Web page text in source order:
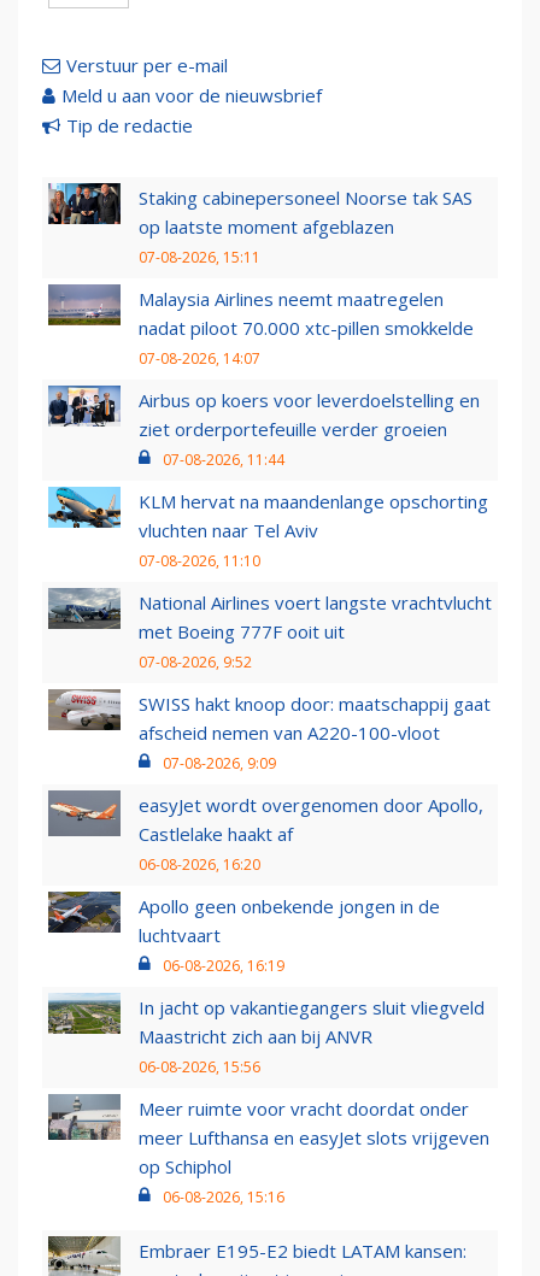
Verstuur per e-mail
Meld u aan voor de nieuwsbrief
Tip de redactie
Staking cabinepersoneel Noorse tak SAS
op laatste moment afgeblazen
07-08-2026, 15:11
Malaysia Airlines neemt maatregelen
nadat piloot 70.000 xtc-pillen smokkelde
07-08-2026, 14:07
Airbus op koers voor leverdoelstelling en
ziet orderportefeuille verder groeien
07-08-2026, 11:44
KLM hervat na maandenlange opschorting
vluchten naar Tel Aviv
07-08-2026, 11:10
National Airlines voert langste vrachtvlucht
met Boeing 777F ooit uit
07-08-2026, 9:52
SWISS hakt knoop door: maatschappij gaat
afscheid nemen van A220-100-vloot
07-08-2026, 9:09
easyJet wordt overgenomen door Apollo,
Castlelake haakt af
06-08-2026, 16:20
Apollo geen onbekende jongen in de
luchtvaart
06-08-2026, 16:19
In jacht op vakantiegangers sluit vliegveld
Maastricht zich aan bij ANVR
06-08-2026, 15:56
Meer ruimte voor vracht doordat onder
meer Lufthansa en easyJet slots vrijgeven
op Schiphol
06-08-2026, 15:16
Embraer E195-E2 biedt LATAM kansen: